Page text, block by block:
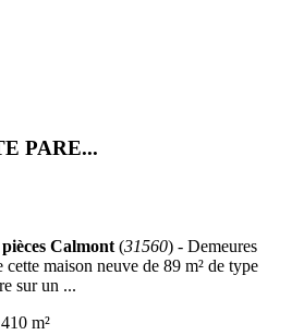
PARE...
Calmont (31560) - Demeures
maison neuve de 89 m² de type
sur un ...
m²